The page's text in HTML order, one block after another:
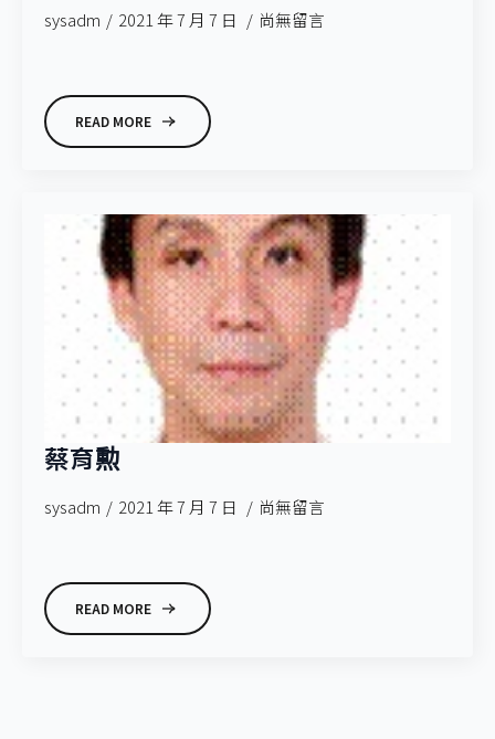
sysadm 2021 年 7 月 7 日 尚無留言
READ MORE
蔡育勲
sysadm 2021 年 7 月 7 日 尚無留言
READ MORE